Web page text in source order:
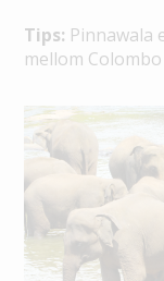
Tips: Pinnawala
mellom